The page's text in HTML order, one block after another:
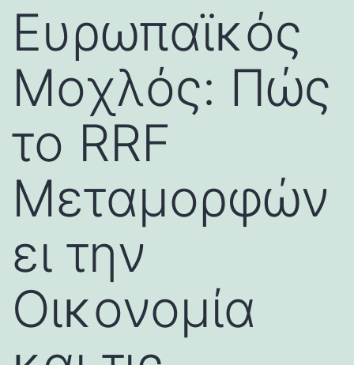
Ευρωπαϊκός
Μοχλός: Πώς
το RRF
Μεταμορφών
ει την
Οικονομία